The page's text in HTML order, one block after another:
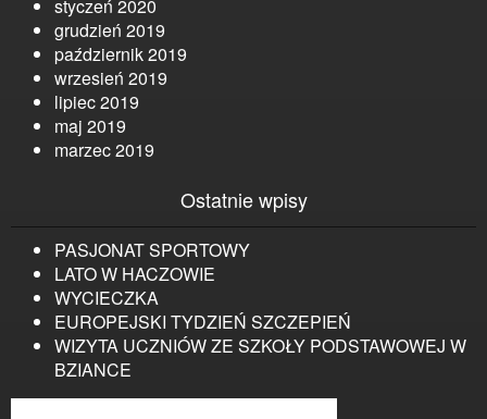
styczeń 2020
grudzień 2019
październik 2019
wrzesień 2019
lipiec 2019
maj 2019
marzec 2019
Ostatnie wpisy
PASJONAT SPORTOWY
LATO W HACZOWIE
WYCIECZKA
EUROPEJSKI TYDZIEŃ SZCZEPIEŃ
WIZYTA UCZNIÓW ZE SZKOŁY PODSTAWOWEJ W
BZIANCE